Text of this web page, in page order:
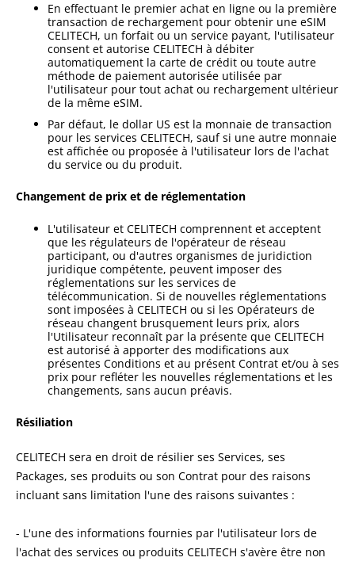
En effectuant le premier achat en ligne ou la première
transaction de rechargement pour obtenir une eSIM
CELITECH, un forfait ou un service payant, l'utilisateur
consent et autorise CELITECH à débiter
automatiquement la carte de crédit ou toute autre
méthode de paiement autorisée utilisée par
l'utilisateur pour tout achat ou rechargement ultérieur
de la même eSIM.
Par défaut, le dollar US est la monnaie de transaction
pour les services CELITECH, sauf si une autre monnaie
est affichée ou proposée à l'utilisateur lors de l'achat
du service ou du produit.
Changement de prix et de réglementation
L'utilisateur et CELITECH comprennent et acceptent
que les régulateurs de l'opérateur de réseau
participant, ou d'autres organismes de juridiction
juridique compétente, peuvent imposer des
réglementations sur les services de
télécommunication. Si de nouvelles réglementations
sont imposées à CELITECH ou si les Opérateurs de
réseau changent brusquement leurs prix, alors
l'Utilisateur reconnaît par la présente que CELITECH
est autorisé à apporter des modifications aux
présentes Conditions et au présent Contrat et/ou à ses
prix pour refléter les nouvelles réglementations et les
changements, sans aucun préavis.
Résiliation
CELITECH sera en droit de résilier ses Services, ses
Packages, ses produits ou son Contrat pour des raisons
incluant sans limitation l'une des raisons suivantes :
- L'une des informations fournies par l'utilisateur lors de
l'achat des services ou produits CELITECH s'avère être non